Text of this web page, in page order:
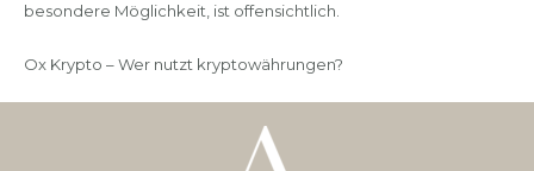
besondere Möglichkeit, ist offensichtlich.
Ox Krypto – Wer nutzt kryptowährungen?